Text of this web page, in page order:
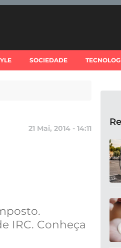
SOCIEDADE
21 Mai, 2014 - 14:11
IRC. Conheça